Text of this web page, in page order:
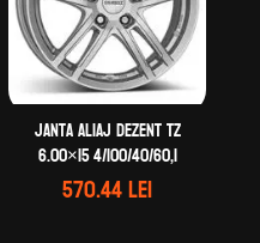
Janta aliaj DEZENT TZ
6.00×15 4/100/40/60,1
570.44lei